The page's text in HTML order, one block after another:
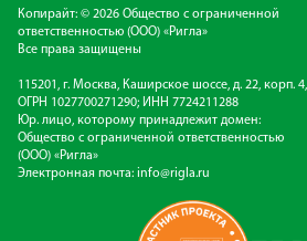
Копирайт: © 2026 Общество с ограниченной
ответственностью (ООО) «Ригла»
Все права защищены
115201, г. Москва, Каширское шоссе, д. 22, корп. 4,
ОГРН 1027700271290; ИНН 7724211288
Юр. лицо, которому принадлежит домен:
Общество с ограниченной ответственностью
(ООО) «Ригла»
Электронная почта: info@rigla.ru